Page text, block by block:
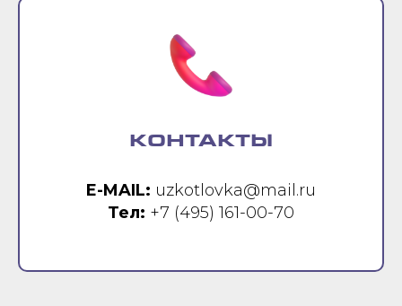
КОНТАКТЫ
E-MAIL: uzkotlovka@mail.ru
Тел: +7 (495) 161-00-70